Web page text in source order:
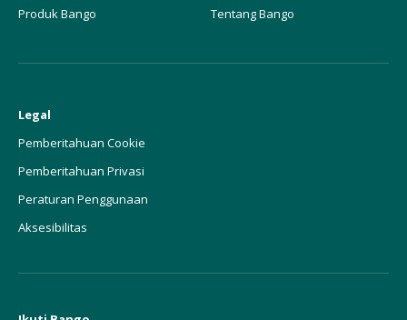
Produk Bango
Tentang Bango
Legal
Pemberitahuan Cookie
Pemberitahuan Privasi
Peraturan Penggunaan
Aksesibilitas